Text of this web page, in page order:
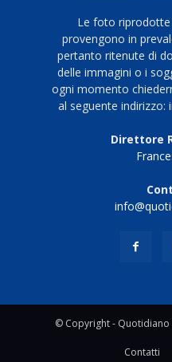
Le foto
provengono in
pertanto ritenute di
delle immagini o i
ogni momento
al seguente indirizzo:
Direttore
© Copyright - Quotidiano
Contatti